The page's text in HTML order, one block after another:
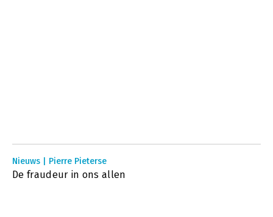
Nieuws | Pierre Pieterse
De fraudeur in ons allen